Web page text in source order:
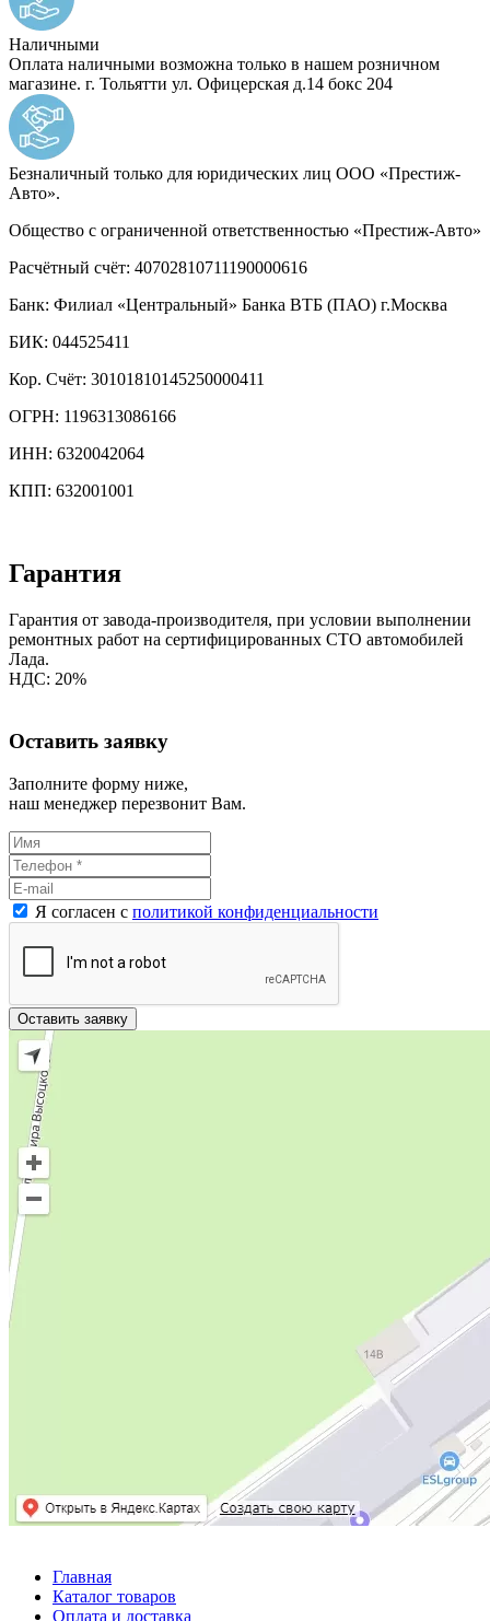
Наличными
Оплата наличными возможна только в нашем розничном
магазине. г. Тольятти ул. Офицерская д.14 бокс 204
Безналичный только для юридических лиц ООО «Престиж-
Авто».
Общество с ограниченной ответственностью «Престиж-Авто»
Расчётный счёт: 40702810711190000616
Банк: Филиал «Центральный» Банка ВТБ (ПАО) г.Москва
БИК: 044525411
Кор. Cчёт: 30101810145250000411
ОГРН: 1196313086166
ИНН: 6320042064
КПП: 632001001
Гарантия
Гарантия от завода-производителя, при условии выполнении
ремонтных работ на сертифицированных СТО автомобилей
Лада.
НДС: 20%
Оставить заявку
Заполните форму ниже,
наш менеджер перезвонит Вам.
Я согласен c политикой конфиденциальности
Главная
Каталог товаров
Оплата и доставка